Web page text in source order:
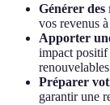
Générer des
vos revenus
Apporter
impact positif
Préparer
garantir une